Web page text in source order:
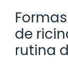
de
rutina